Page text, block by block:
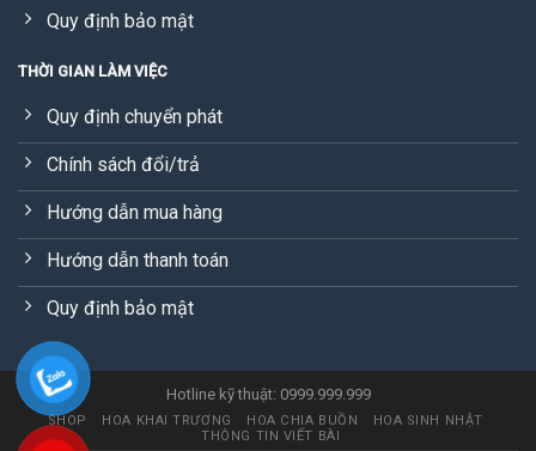
Quy định bảo mật
THỜI GIAN LÀM VIỆC
Quy định chuyển phát
Chính sách đổi/trả
Hướng dẫn mua hàng
Hướng dẫn thanh toán
Quy định bảo mật
Hotline kỹ thuật: 0999.999.999
SHOP HOA KHAI TRƯƠNG HOA CHIA BUỒN
HOA SINH NHẬT
THÔNG TIN VIẾT BÀI